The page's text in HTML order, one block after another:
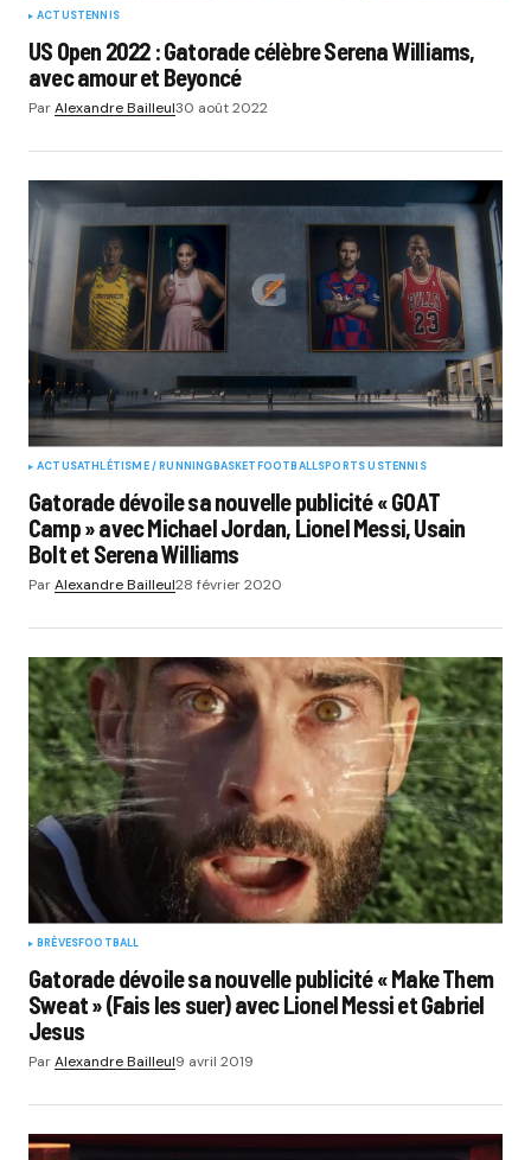
ACTUSTENNIS
US Open 2022 : Gatorade célèbre Serena Williams,
avec amour et Beyoncé
ParAlexandre Bailleul30 août 2022
ACTUSATHLÉTISME / RUNNINGBASKETFOOTBALLSPORTS USTENNIS
Gatorade dévoile sa nouvelle publicité « GOAT
Camp » avec Michael Jordan, Lionel Messi, Usain
Bolt et Serena Williams
ParAlexandre Bailleul28 février 2020
BRÈVESFOOTBALL
Gatorade dévoile sa nouvelle publicité « Make Them
Sweat » (Fais les suer) avec Lionel Messi et Gabriel
Jesus
ParAlexandre Bailleul9 avril 2019